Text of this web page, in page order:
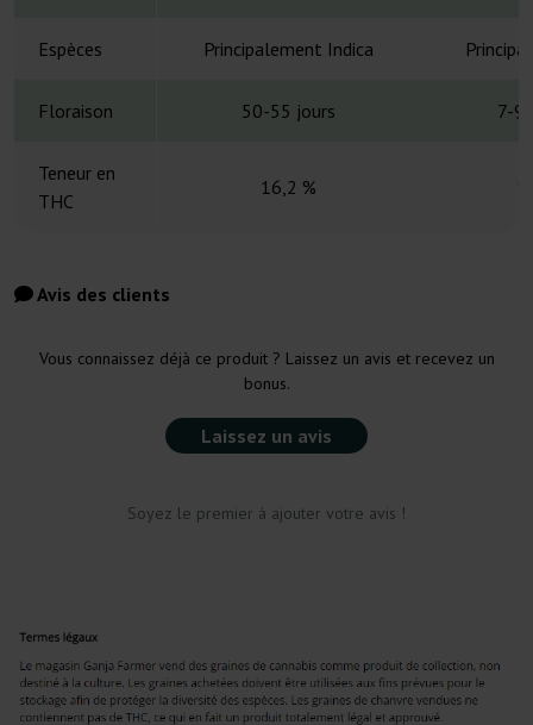
Espèces Principalement Indica
Floraison 50-55 jours 7-9
Teneur en
THC
16,2 %
Avis des clients
Vous connaissez déjà ce produit ? Laissez un avis et recevez un
bonus.
Laissez un avis
Soyez le premier à ajouter votre avis !